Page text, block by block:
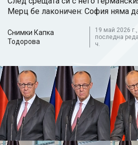
Мерц бе лаконичен: София няма
Снимки Капка
Тодорова
19 май 2026
последна
ч.